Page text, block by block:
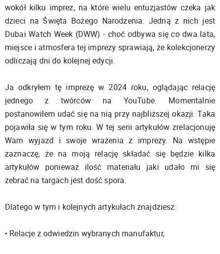
wokół kilku imprez, na które wielu entuzjastów czeka jak
dzieci na Święta Bożego Narodzenia. Jedną z nich jest
Dubai Watch Week (DWW) - choć odbywa się co dwa lata,
miejsce i atmosfera tej imprezy sprawiają, że kolekcjonerzy
odliczają dni do kolejnej edycji.
Ja odkryłem tę imprezę w 2024 roku, oglądając relację
jednego z twórców na YouTube. Momentalnie
postanowiłem udać się na nią przy najbliższej okazji. Taka
pojawiła się w tym roku. W tej serii artykułów zrelacjonuję
Wam wyjazd i swoje wrażenia z imprezy. Na wstępie
zaznaczę, że na moją relację składać się będzie kilka
artykułów ponieważ ilość materiału jaki udało mi się
zebrać na targach jest dość spora.
Dlatego w tym i kolejnych artykułach znajdziesz:
• Relacje z odwiedzin wybranych manufaktur,